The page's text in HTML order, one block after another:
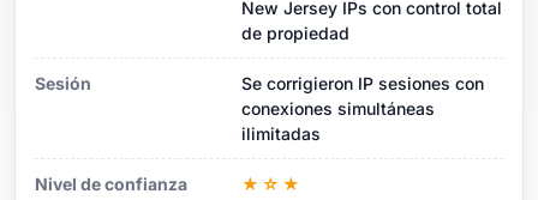
New Jersey IPs con control total
de propiedad
Sesión
Se corrigieron IP sesiones con
conexiones simultáneas
ilimitadas
Nivel de confianza ★☆★